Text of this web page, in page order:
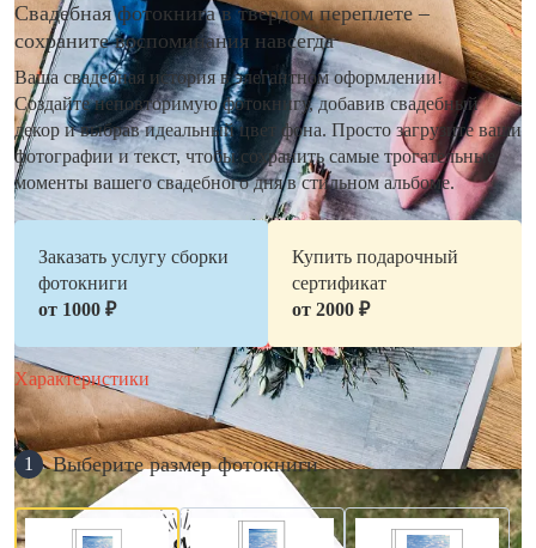
Свадебная фотокнига в твердом переплете –
сохраните воспоминания навсегда
Ваша свадебная история в элегантном оформлении!
Создайте неповторимую фотокнигу, добавив свадебный
декор и выбрав идеальный цвет фона. Просто загрузите ваши
фотографии и текст, чтобы сохранить самые трогательные
моменты вашего свадебного дня в стильном альбоме.
Заказать услугу сборки
фотокниги
от 1000 ₽
Купить подарочный
сертификат
от 2000 ₽
Характеристики
1 Выберите размер фотокниги